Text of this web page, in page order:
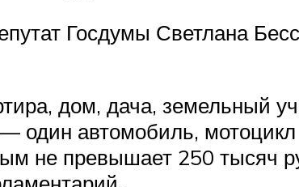
Госдумы Светлана
дом, дача, земельный
один автомобиль,
не превышает 250 тысяч